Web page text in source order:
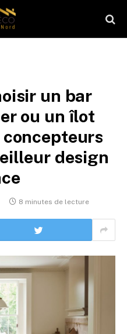
un bar
ou un îlot
concepteurs
design
8 minutes de lecture